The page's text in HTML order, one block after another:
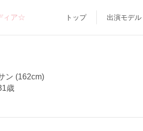
ィア☆ トップ 出演モデル
ン (162cm)
歳